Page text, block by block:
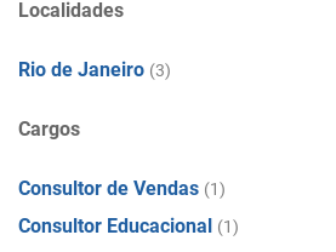
Localidades
Rio de Janeiro (3)
Cargos
Consultor de Vendas (1)
Consultor Educacional (1)